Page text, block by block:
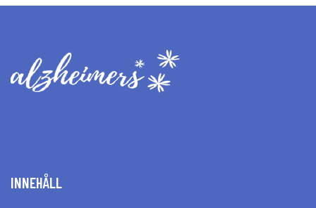
INNEHÅLL